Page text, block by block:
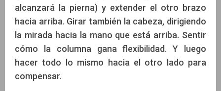
alcanzará la pierna) y extender el otro brazo
hacia arriba. Girar también la cabeza, dirigiendo
la mirada hacia la mano que está arriba. Sentir
cómo la columna gana flexibilidad. Y luego
hacer todo lo mismo hacia el otro lado para
compensar.